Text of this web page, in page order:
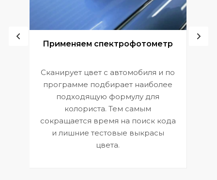
Применяем спектрофотометр
Сканирует цвет с автомобиля и по
программе подбирает наиболее
подходящую формулу для
колориста. Тем самым
сокращается время на поиск кода
и лишние тестовые выкрасы
цвета.